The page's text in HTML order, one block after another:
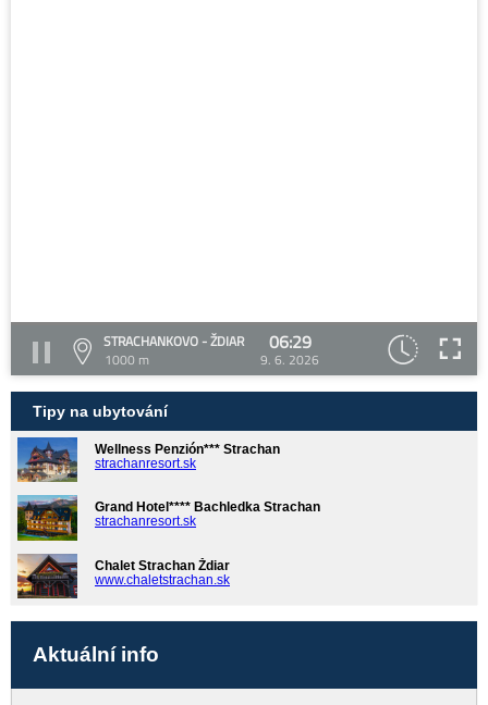
STRACHANKOVO - ŽDIAR
1000 m
06:29
9. 6. 2026
Tipy na ubytování
Wellness Penzión*** Strachan
strachanresort.sk
Grand Hotel**** Bachledka Strachan
strachanresort.sk
Chalet Strachan Ždiar
www.chaletstrachan.sk
Aktuální info